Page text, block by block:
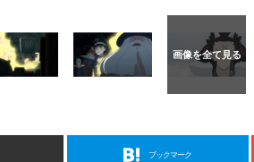
ブックマーク